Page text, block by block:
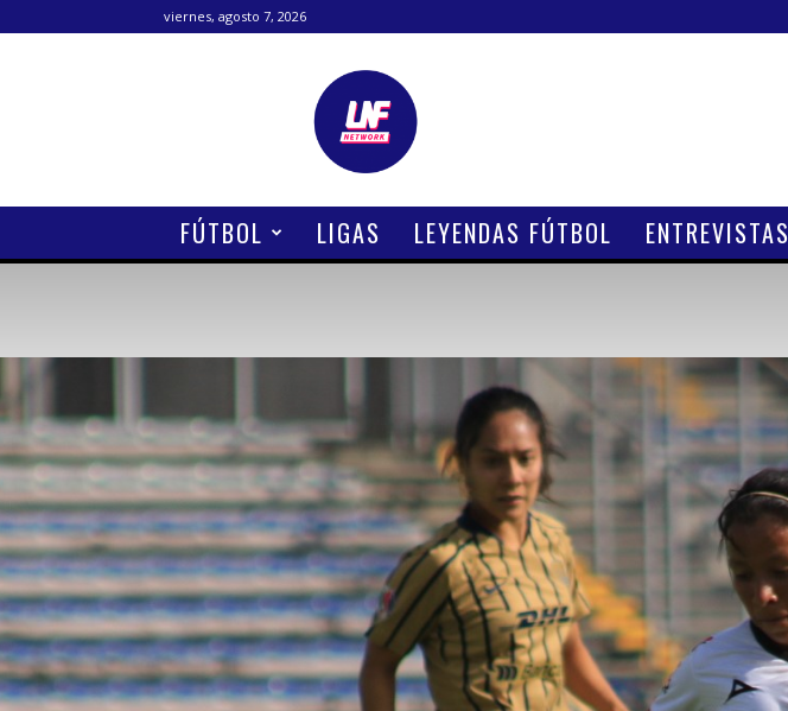
viernes, agosto 7, 2026
Lanetafutbolera
FÚTBOL LIGAS LEYENDAS FÚTBOL ENTREVISTAS